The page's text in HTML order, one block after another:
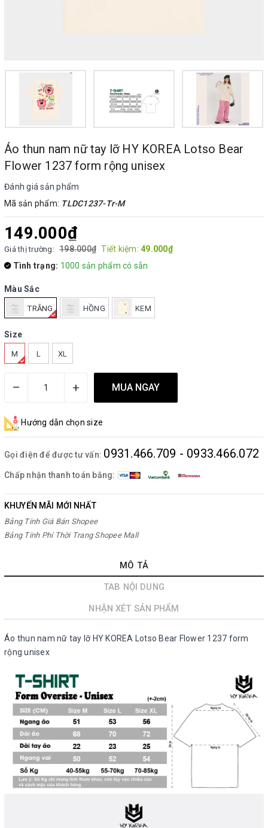
Áo thun nam nữ tay lỡ HY KOREA Lotso Bear
Flower 1237 form rộng unisex
Đánh giá sản phẩm
Mã sản phẩm: TLDC1237-Tr-M
149.000₫
Giá thị trường: 198.000₫ Tiết kiệm: 49.000₫
Tình trạng: 1000 sản phẩm có sẵn
Màu Sắc
TRẮNG HỒNG KEM
Size
M L XL
– + MUA NGAY
Hướng dẫn chọn size
Gọi điện để được tư vấn: 0931.466.709 - 0933.466.072
Chấp nhận thanh toán bằng:
KHUYẾN MÃI MỚI NHẤT
Bảng Tính Giá Bán Shopee
Bảng Tính Phí Thời Trang Shopee Mall
MÔ TẢ
TAB NỘI DUNG
NHẬN XÉT SẢN PHẨM
Áo thun nam nữ tay lỡ HY KOREA Lotso Bear Flower 1237 form
rộng unisex